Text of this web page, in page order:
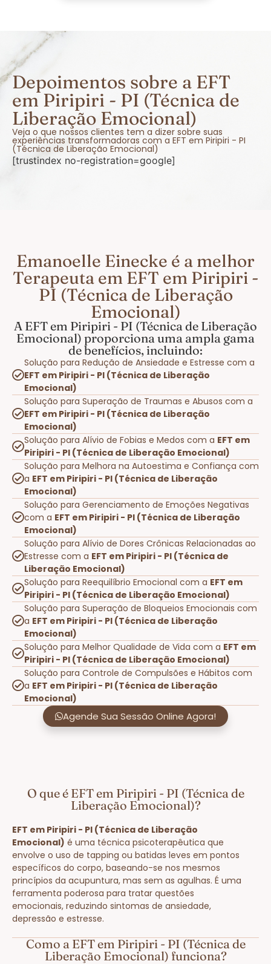
Depoimentos sobre a EFT
em Piripiri - PI (Técnica de
Liberação Emocional)
Veja o que nossos clientes tem a dizer sobre suas
experiências transformadoras com a EFT em Piripiri - PI
(Técnica de Liberação Emocional)
[trustindex no-registration=google]
Emanoelle Einecke é a melhor
Terapeuta em EFT em Piripiri -
PI (Técnica de Liberação
Emocional)
A EFT em Piripiri - PI (Técnica de Liberação
Emocional) proporciona uma ampla gama
de benefícios, incluindo:
Solução para Redução de Ansiedade e Estresse com a
EFT em Piripiri - PI (Técnica de Liberação
Emocional)
Solução para Superação de Traumas e Abusos com a
EFT em Piripiri - PI (Técnica de Liberação
Emocional)
Solução para Alívio de Fobias e Medos com a EFT em
Piripiri - PI (Técnica de Liberação Emocional)
Solução para Melhora na Autoestima e Confiança com
a EFT em Piripiri - PI (Técnica de Liberação
Emocional)
Solução para Gerenciamento de Emoções Negativas
com a EFT em Piripiri - PI (Técnica de Liberação
Emocional)
Solução para Alívio de Dores Crônicas Relacionadas ao
Estresse com a EFT em Piripiri - PI (Técnica de
Liberação Emocional)
Solução para Reequilíbrio Emocional com a EFT em
Piripiri - PI (Técnica de Liberação Emocional)
Solução para Superação de Bloqueios Emocionais com
a EFT em Piripiri - PI (Técnica de Liberação
Emocional)
Solução para Melhor Qualidade de Vida com a EFT em
Piripiri - PI (Técnica de Liberação Emocional)
Solução para Controle de Compulsões e Hábitos com
a EFT em Piripiri - PI (Técnica de Liberação
Emocional)
Agende Sua Sessão Online Agora!
O que é EFT em Piripiri - PI (Técnica de
Liberação Emocional)?
EFT em Piripiri - PI (Técnica de Liberação
Emocional) é uma técnica psicoterapêutica que
envolve o uso de tapping ou batidas leves em pontos
específicos do corpo, baseando-se nos mesmos
princípios da acupuntura, mas sem as agulhas. É uma
ferramenta poderosa para tratar questões
emocionais, reduzindo sintomas de ansiedade,
depressão e estresse.
Como a EFT em Piripiri - PI (Técnica de
Liberação Emocional) funciona?